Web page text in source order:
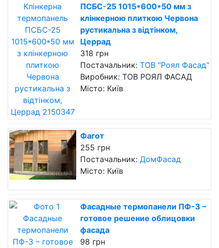
ПСБС-25 1015*600*50 мм з
клінкерною плиткою Червона
рустикальна з відтінком,
Церрад
318 грн
Постачальник: ТОВ "Роял Фасад"
Виробник: ТОВ РОЯЛ ФАСАД
Місто: Київ
Фагот
255 грн
Постачальник: ДомФасад
Місто: Київ
Фасадные термопанели ПФ-3 –
готовое решение облицовки
фасада
98 грн